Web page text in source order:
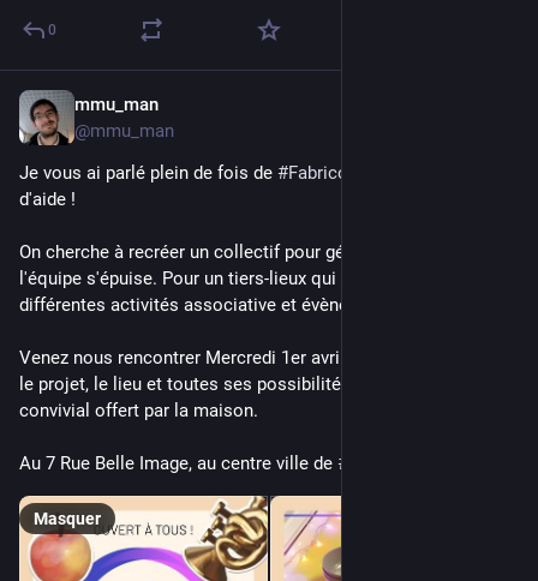
0
mmu_man
@mmu_man
Je vous ai parlé plein de fois de #Fabrico
d'aide !
On cherche à recréer un collectif pour gérer le lieu, car
l'équipe s'épuise. Pour un tiers-lieux qui puissent accueillir
différentes activités associative et évènements locaux.
Venez nous rencontrer Mercredi 1er avril à 19h pour découvrir
le projet, le lieu et toutes ses possibilités autour d'un apéro
convivial offert par la maison.
Au 7 Rue Belle Image, au centre ville de #
Masquer